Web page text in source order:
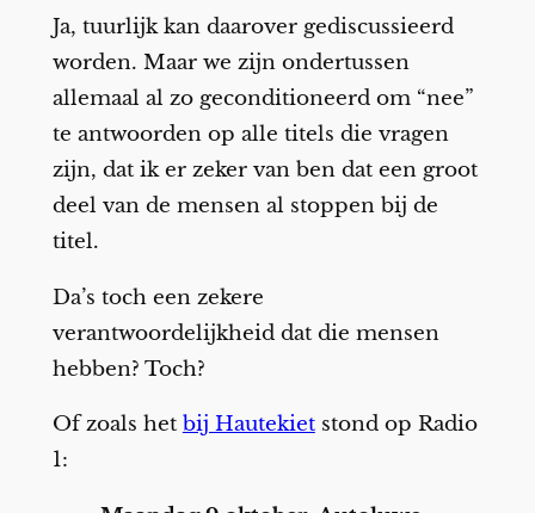
Ja, tuurlijk kan daarover gediscussieerd
worden. Maar we zijn ondertussen
allemaal al zo geconditioneerd om “nee”
te antwoorden op alle titels die vragen
zijn, dat ik er zeker van ben dat een groot
deel van de mensen al stoppen bij de
titel.
Da’s toch een zekere
verantwoordelijkheid dat die mensen
hebben? Toch?
Of zoals het bij Hautekietstond op Radio
1: